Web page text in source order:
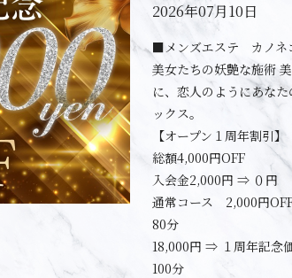
2026年07月10日
■メンズエステ カノネ
美女たちの妖艶な施術
に、恋人のようにあな
ックス。
【オープン１周年割引】
総額4,000円OFF
入会金2,000円 ⇒ ０円
通常コース 2,000円
80分
18,000円 ⇒ １周年記念
100分